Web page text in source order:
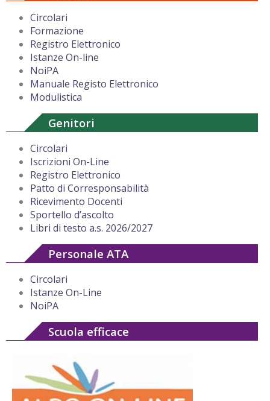
Circolari
Formazione
Registro Elettronico
Istanze On-line
NoiPA
Manuale Registo Elettronico
Modulistica
Genitori
Circolari
Iscrizioni On-Line
Registro Elettronico
Patto di Corresponsabilità
Ricevimento Docenti
Sportello d’ascolto
Libri di testo a.s. 2026/2027
Personale ATA
Circolari
Istanze On-Line
NoiPA
Scuola efficace